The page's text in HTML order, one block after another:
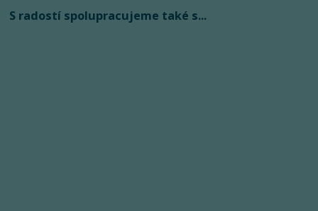
S radostí spolupracujeme také s...